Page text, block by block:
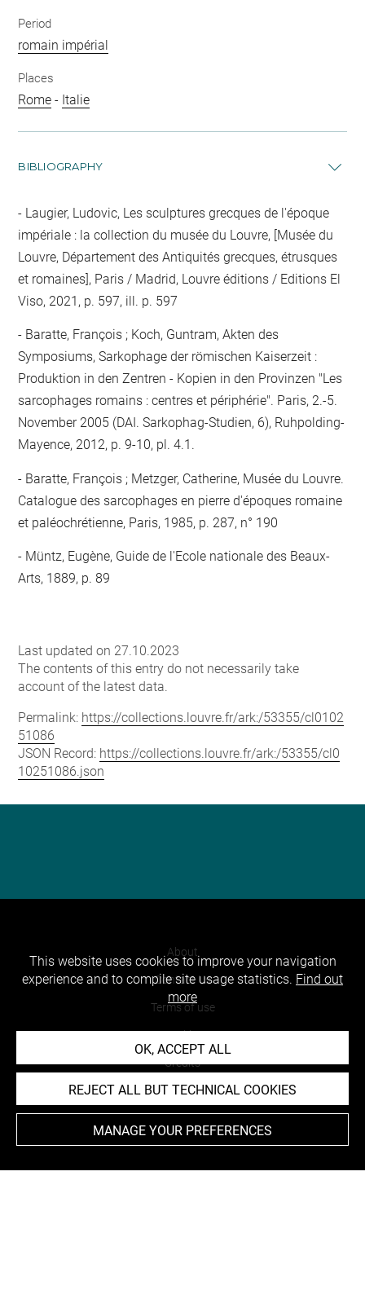
Period
romain impérial
Places
Rome - Italie
BIBLIOGRAPHY
Laugier, Ludovic, Les sculptures grecques de l'époque
impériale : la collection du musée du Louvre, [Musée du
Louvre, Département des Antiquités grecques, étrusques
et romaines], Paris / Madrid, Louvre éditions / Editions El
Viso, 2021, p. 597, ill. p. 597
Baratte, François ; Koch, Guntram, Akten des
Symposiums, Sarkophage der römischen Kaiserzeit :
Produktion in den Zentren - Kopien in den Provinzen "Les
sarcophages romains : centres et périphérie". Paris, 2.-5.
November 2005 (DAI. Sarkophag-Studien, 6), Ruhpolding-
Mayence, 2012, p. 9-10, pl. 4.1.
Baratte, François ; Metzger, Catherine, Musée du Louvre.
Catalogue des sarcophages en pierre d'époques romaine
et paléochrétienne, Paris, 1985, p. 287, n° 190
Müntz, Eugène, Guide de l'Ecole nationale des Beaux-
Arts, 1889, p. 89
Last updated on 27.10.2023
The contents of this entry do not necessarily take
account of the latest data.
Permalink: https://collections.louvre.fr/ark:/53355/cl0102
51086
JSON Record: https://collections.louvre.fr/ark:/53355/cl0
10251086.json
About
Contact Us
Terms of use
Cookies
Credits
Accessibility : non compliant
This website uses cookies to improve your navigation
experience and to compile site usage statistics. Find out
more
OK, ACCEPT ALL
REJECT ALL BUT TECHNICAL COOKIES
MANAGE YOUR PREFERENCES